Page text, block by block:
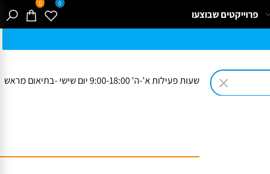
שעות פעילות א'-ה' 9:00-18:00 יום שישי -בתיאום מראש
0 0
פרוייקטים שבוצעו